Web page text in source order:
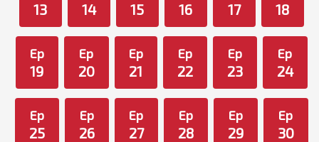
13 14 15 16 17 18
Ep
19
Ep
20
Ep
21
Ep
22
Ep
23
Ep
24
Ep
25
Ep
26
Ep
27
Ep
28
Ep
29
Ep
30